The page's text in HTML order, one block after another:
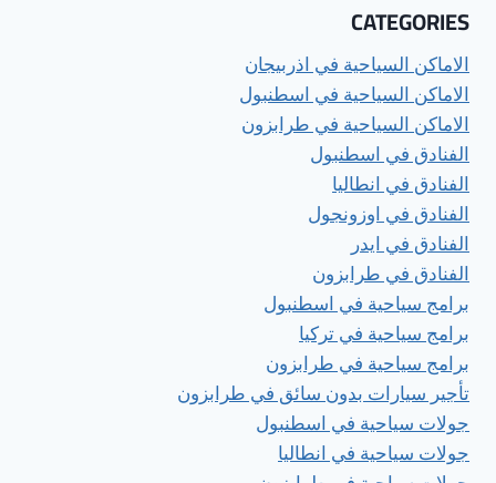
CATEGORIES
الاماكن السياحية في اذربيجان
الاماكن السياحية في اسطنبول
الاماكن السياحية في طرابزون
الفنادق في اسطنبول
الفنادق في انطاليا
الفنادق في اوزونجول
الفنادق في ايدر
الفنادق في طرابزون
برامج سياحية في اسطنبول
برامج سياحية في تركيا
برامج سياحية في طرابزون
تأجير سيارات بدون سائق في طرابزون
جولات سياحية في اسطنبول
جولات سياحية في انطاليا